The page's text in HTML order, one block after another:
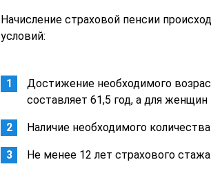
Начисление страховой пенсии
условий:
Достижение необходимого
составляет 61,5 год, а для женщин
Наличие необходимого
Не менее 12 лет страхового стажа.